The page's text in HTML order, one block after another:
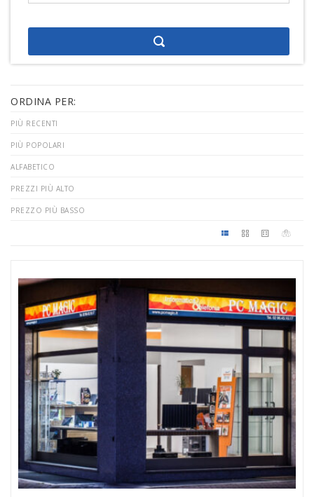
ORDINA PER:
PIÙ RECENTI
PIÙ POPOLARI
ALFABETICO
PREZZI PIÙ ALTO
PREZZO PIÙ BASSO